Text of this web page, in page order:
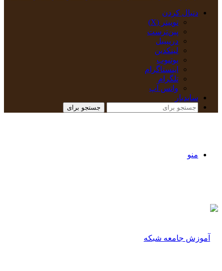
دنبال کردن
توییتر (X)
‫پین‌ترست
دریبببل
لینکدین
یوتیوب
اینستاگرام
تلگرام
واتس آپ
سایدبار
جستجو برای
منو